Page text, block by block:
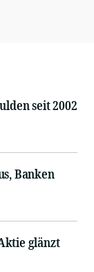
seit 2002
Banken
glänzt